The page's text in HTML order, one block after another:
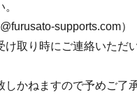
supports.com）
取り時にご連絡いただ
かねますので予めご了